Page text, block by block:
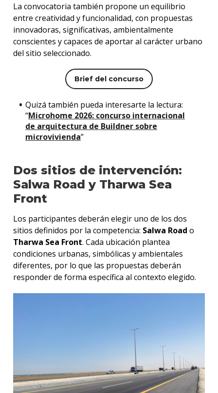
La convocatoria también propone un equilibrio
entre creatividad y funcionalidad, con propuestas
innovadoras, significativas, ambientalmente
conscientes y capaces de aportar al carácter urbano
del sitio seleccionado.
Brief del concurso
Quizá también pueda interesarte la lectura:
“Microhome 2026: concurso internacional
de arquitectura de Buildner sobre
microvivienda”
Dos sitios de intervención:
Salwa Road y Tharwa Sea
Front
Los participantes deberán elegir uno de los dos
sitios definidos por la competencia: Salwa Road o
Tharwa Sea Front. Cada ubicación plantea
condiciones urbanas, simbólicas y ambientales
diferentes, por lo que las propuestas deberán
responder de forma específica al contexto elegido.